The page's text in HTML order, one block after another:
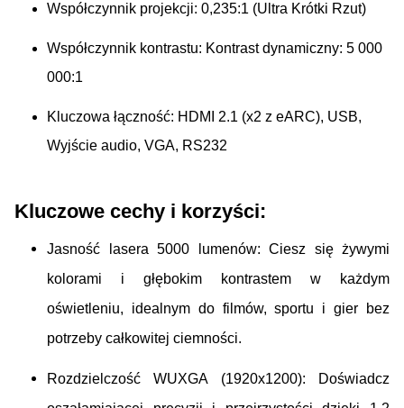
Współczynnik projekcji: 0,235:1 (Ultra Krótki Rzut)
Współczynnik kontrastu: Kontrast dynamiczny: 5 000
000:1
Kluczowa łączność: HDMI 2.1 (x2 z eARC), USB,
Wyjście audio, VGA, RS232
Kluczowe cechy i korzyści:
Jasność lasera 5000 lumenów: Ciesz się żywymi
kolorami i głębokim kontrastem w każdym
oświetleniu, idealnym do filmów, sportu i gier bez
potrzeby całkowitej ciemności.
Rozdzielczość WUXGA (1920x1200): Doświadcz